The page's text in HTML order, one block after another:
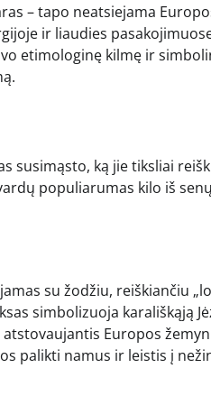
– tapo neatsiejama
ir liaudies
etimologinę kilmę ir
susimąsto, ką jie tiksliai
populiarumas kilo iš
su žodžiu, reiškiančiu
simbolizuoja karališkąją
Europos
palikti namus ir leistis į